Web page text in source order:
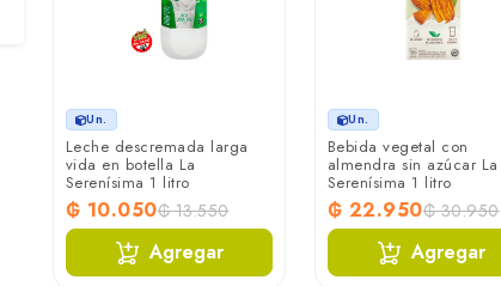
Un.
Leche descremada larga
vida en botella La
Serenísima 1 litro
₲ 10.050₲ 13.550
Agregar
Un.
Bebida vegetal con
almendra sin azúcar La
Serenísima 1 litro
₲ 22.950₲ 30.950
Agregar